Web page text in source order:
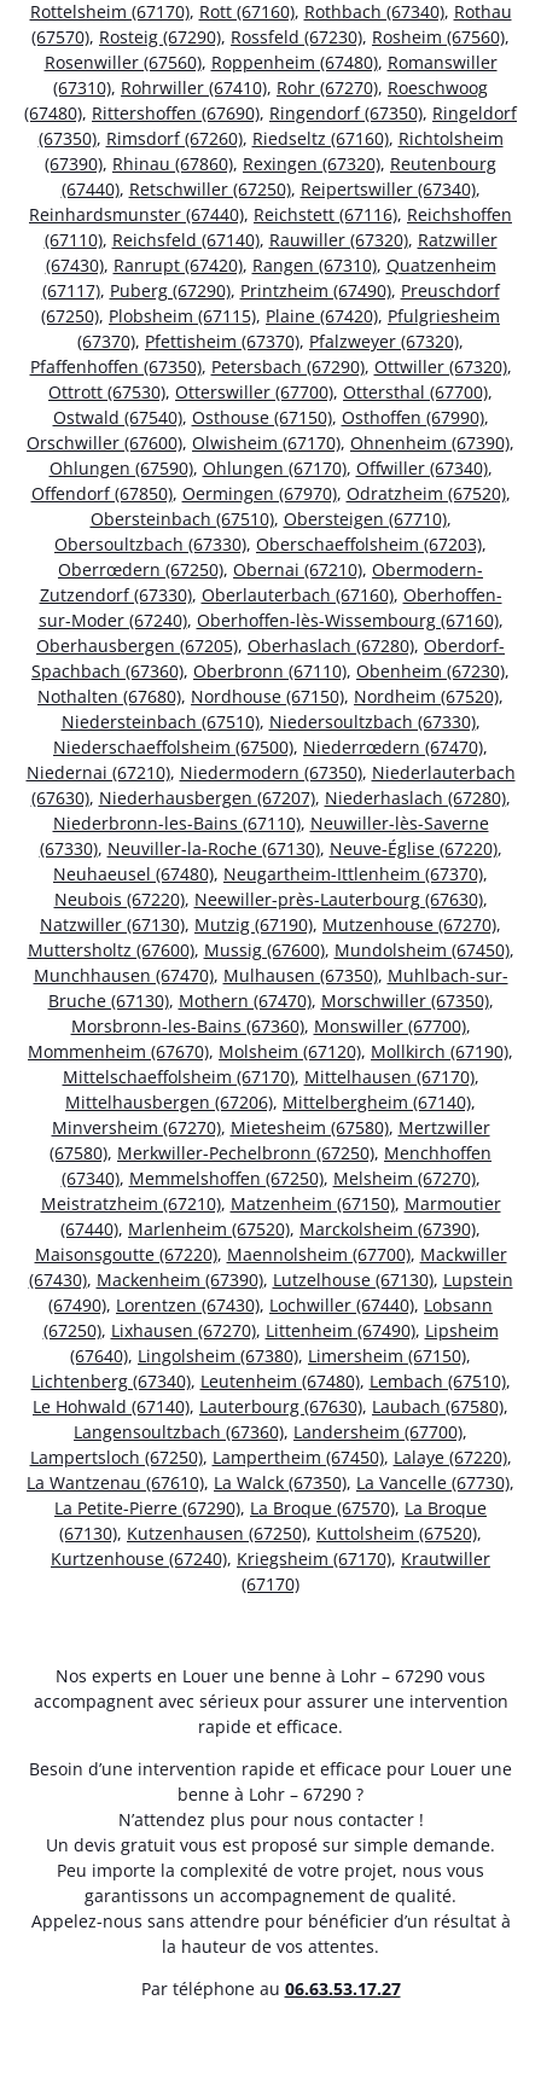
Rottelsheim (67170), Rott (67160), Rothbach (67340), Rothau
(67570), Rosteig (67290), Rossfeld (67230), Rosheim (67560),
Rosenwiller (67560), Roppenheim (67480), Romanswiller
(67310), Rohrwiller (67410), Rohr (67270), Roeschwoog
(67480), Rittershoffen (67690), Ringendorf (67350), Ringeldorf
(67350), Rimsdorf (67260), Riedseltz (67160), Richtolsheim
(67390), Rhinau (67860), Rexingen (67320), Reutenbourg
(67440), Retschwiller (67250), Reipertswiller (67340),
Reinhardsmunster (67440), Reichstett (67116), Reichshoffen
(67110), Reichsfeld (67140), Rauwiller (67320), Ratzwiller
(67430), Ranrupt (67420), Rangen (67310), Quatzenheim
(67117), Puberg (67290), Printzheim (67490), Preuschdorf
(67250), Plobsheim (67115), Plaine (67420), Pfulgriesheim
(67370), Pfettisheim (67370), Pfalzweyer (67320),
Pfaffenhoffen (67350), Petersbach (67290), Ottwiller (67320),
Ottrott (67530), Otterswiller (67700), Ottersthal (67700),
Ostwald (67540), Osthouse (67150), Osthoffen (67990),
Orschwiller (67600), Olwisheim (67170), Ohnenheim (67390),
Ohlungen (67590), Ohlungen (67170), Offwiller (67340),
Offendorf (67850), Oermingen (67970), Odratzheim (67520),
Obersteinbach (67510), Obersteigen (67710),
Obersoultzbach (67330), Oberschaeffolsheim (67203),
Oberrœdern (67250), Obernai (67210), Obermodern-
Zutzendorf (67330), Oberlauterbach (67160), Oberhoffen-
sur-Moder (67240), Oberhoffen-lès-Wissembourg (67160),
Oberhausbergen (67205), Oberhaslach (67280), Oberdorf-
Spachbach (67360), Oberbronn (67110), Obenheim (67230),
Nothalten (67680), Nordhouse (67150), Nordheim (67520),
Niedersteinbach (67510), Niedersoultzbach (67330),
Niederschaeffolsheim (67500), Niederrœdern (67470),
Niedernai (67210), Niedermodern (67350), Niederlauterbach
(67630), Niederhausbergen (67207), Niederhaslach (67280),
Niederbronn-les-Bains (67110), Neuwiller-lès-Saverne
(67330), Neuviller-la-Roche (67130), Neuve-Église (67220),
Neuhaeusel (67480), Neugartheim-Ittlenheim (67370),
Neubois (67220), Neewiller-près-Lauterbourg (67630),
Natzwiller (67130), Mutzig (67190), Mutzenhouse (67270),
Muttersholtz (67600), Mussig (67600), Mundolsheim (67450),
Munchhausen (67470), Mulhausen (67350), Muhlbach-sur-
Bruche (67130), Mothern (67470), Morschwiller (67350),
Morsbronn-les-Bains (67360), Monswiller (67700),
Mommenheim (67670), Molsheim (67120), Mollkirch (67190),
Mittelschaeffolsheim (67170), Mittelhausen (67170),
Mittelhausbergen (67206), Mittelbergheim (67140),
Minversheim (67270), Mietesheim (67580), Mertzwiller
(67580), Merkwiller-Pechelbronn (67250), Menchhoffen
(67340), Memmelshoffen (67250), Melsheim (67270),
Meistratzheim (67210), Matzenheim (67150), Marmoutier
(67440), Marlenheim (67520), Marckolsheim (67390),
Maisonsgoutte (67220), Maennolsheim (67700), Mackwiller
(67430), Mackenheim (67390), Lutzelhouse (67130), Lupstein
(67490), Lorentzen (67430), Lochwiller (67440), Lobsann
(67250), Lixhausen (67270), Littenheim (67490), Lipsheim
(67640), Lingolsheim (67380), Limersheim (67150),
Lichtenberg (67340), Leutenheim (67480), Lembach (67510),
Le Hohwald (67140), Lauterbourg (67630), Laubach (67580),
Langensoultzbach (67360), Landersheim (67700),
Lampertsloch (67250), Lampertheim (67450), Lalaye (67220),
La Wantzenau (67610), La Walck (67350), La Vancelle (67730),
La Petite-Pierre (67290), La Broque (67570), La Broque
(67130), Kutzenhausen (67250), Kuttolsheim (67520),
Kurtzenhouse (67240), Kriegsheim (67170), Krautwiller
(67170)
Nos experts en Louer une benne à Lohr – 67290 vous
accompagnent avec sérieux pour assurer une intervention
rapide et efficace.
Besoin d’une intervention rapide et efficace pour Louer une
benne à Lohr – 67290 ?
N’attendez plus pour nous contacter !
Un devis gratuit vous est proposé sur simple demande.
Peu importe la complexité de votre projet, nous vous
garantissons un accompagnement de qualité.
Appelez-nous sans attendre pour bénéficier d’un résultat à
la hauteur de vos attentes.
Par téléphone au 06.63.53.17.27